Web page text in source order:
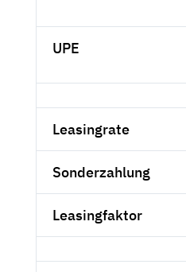
UPE
Leasingrate
Sonderzahlung
Leasingfaktor